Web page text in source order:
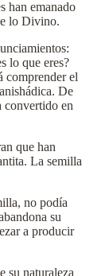
han emanado
lo Divino.
lo que eres?
comprender el
De
convertido en
que han
La semilla
no podía
su
a producir
su naturaleza